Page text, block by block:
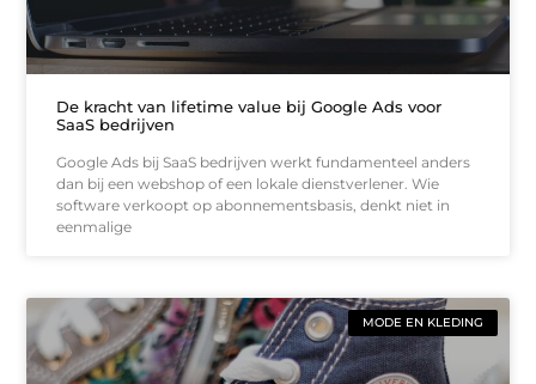
De kracht van lifetime value bij Google Ads voor
SaaS bedrijven
Google Ads bij SaaS bedrijven werkt fundamenteel anders
dan bij een webshop of een lokale dienstverlener. Wie
software verkoopt op abonnementsbasis, denkt niet in
eenmalige
MODE EN KLEDING